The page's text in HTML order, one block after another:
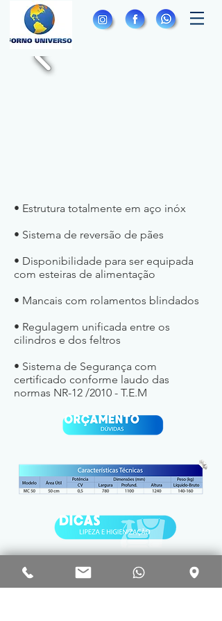
• Estrutura totalmente em aço inóx
• Sistema de reversão de pães
• Disponibilidade para ser equipada
com esteiras de alimentação
• Mancais com rolamentos blindados
• Regulagem unificada entre os
cilindros e dos feltros
• Sistema de Segurança com
certificado conforme laudo das
normas NR-12 /2010 - T.E.M